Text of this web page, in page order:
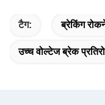
टैग: ब्रेकिंग
उच्च वोल्टेज ब्रेक